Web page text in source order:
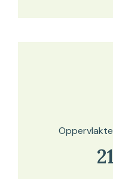
Bekijk